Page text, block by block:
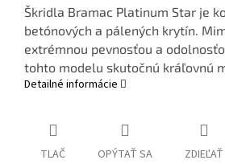
Škridla Bramac Platinum Star je
betónových a pálených krytín.
extrémnou pevnosťou a
tohto modelu skutočnú kráľovnú
Detailné informácie
TLAČ OPÝTAŤ SA ZDIEĽAŤ